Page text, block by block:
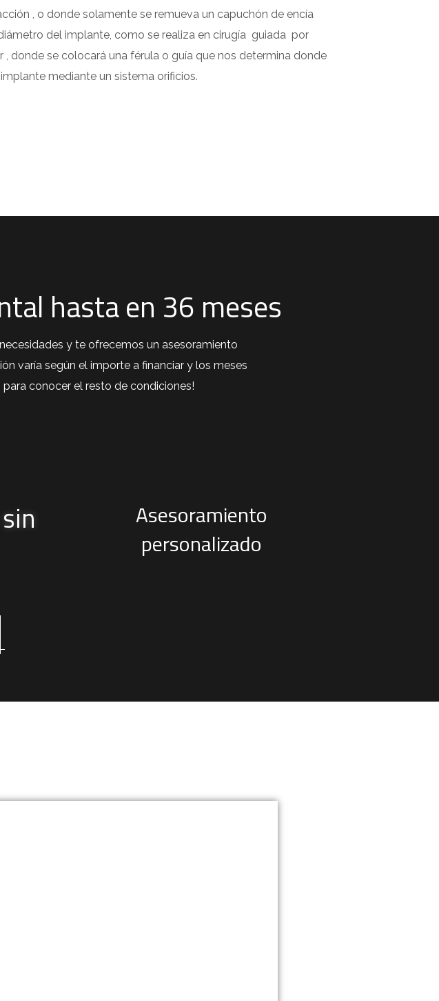
, o donde solamente se remueva un capuchón de encía
del implante, como se realiza en cirugía guiada por
, donde se colocará una férula o guía que nos determina donde
mediante un sistema orificios.
hasta en 36 meses
y te ofrecemos un asesoramiento
varía según el importe a financiar y los meses
conocer el resto de condiciones!
Asesoramiento
personalizado